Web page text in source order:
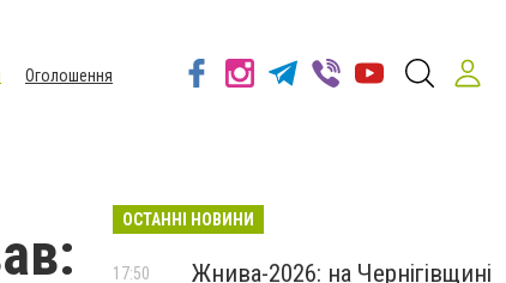
Оголошення
ОСТАННІ НОВИНИ
Жнива-2026: на Чернігівщині
17:50